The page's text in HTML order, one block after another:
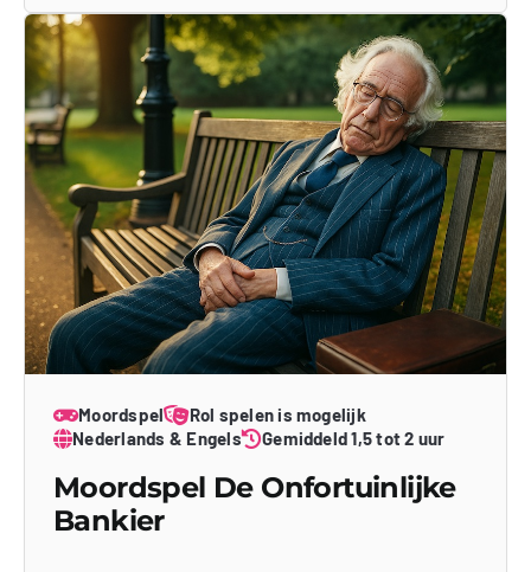
Moordspel
Rol spelen is mogelijk
Nederlands & Engels
Gemiddeld 1,5 tot 2 uur
Moordspel De Onfortuinlijke
Bankier